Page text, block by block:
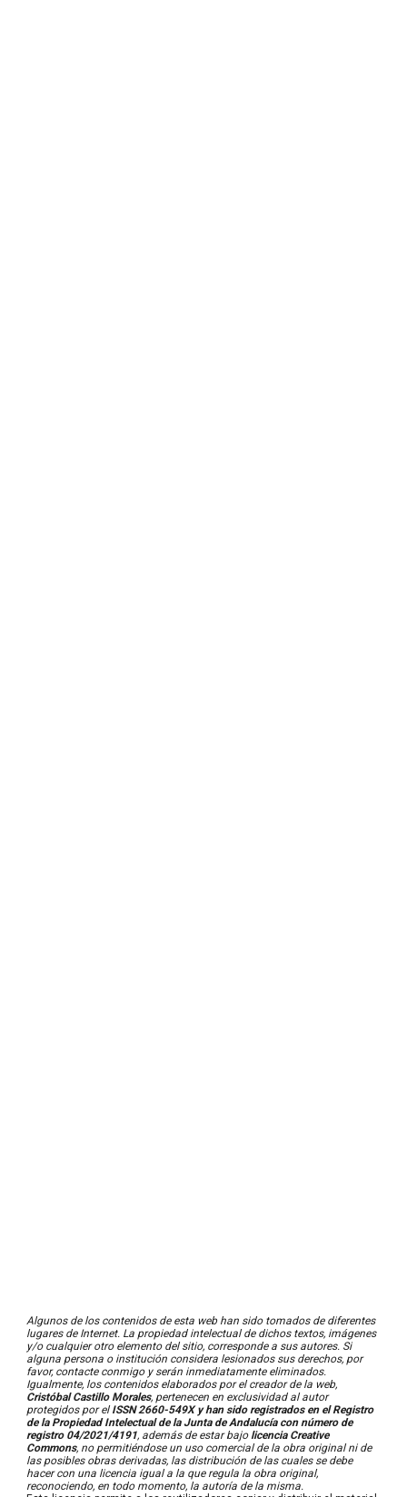
Algunos de los contenidos de esta web han sido tomados de diferentes
lugares de Internet. La propiedad intelectual de dichos textos, imágenes
y/o cualquier otro elemento del sitio, corresponde a sus autores. Si
alguna persona o institución considera lesionados sus derechos, por
favor, contacte conmigo y serán inmediatamente eliminados.
Igualmente, los contenidos elaborados por el creador de la web,
Cristóbal Castillo Morales, pertenecen en exclusividad al autor
protegidos por elISSN 2660-549X y han sido registrados en el Registro
de la Propiedad Intelectual de la Junta de Andalucía con número de
registro 04/2021/4191, además de estar bajolicencia Creative
Commons, no permitiéndose un uso comercial de la obra original ni de
las posibles obras derivadas, las distribución de las cuales se debe
hacer con una licencia igual a la que regula la obra original,
reconociendo, en todo momento, la autoría de la misma.